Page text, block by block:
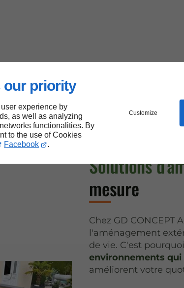
our priority
experience by
as well as analyzing
functionalities. By
to the use of Cookies
Facebook .
Customize
Solutions
mesure
Chez GD CONCEPT
l'aménagement
de vie. C'est
environnements
améliorent votre